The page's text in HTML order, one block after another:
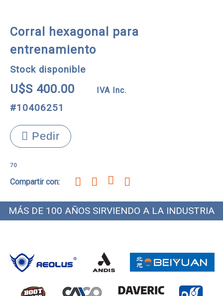
Corral hexagonal para
entrenamiento
Stock disponible
U$S 400.00 IVA Inc.
#10406251
Pedir
70
Compartir con:
MÁS DE 100 AÑOS SIRVIENDO A LA INDUSTRIA